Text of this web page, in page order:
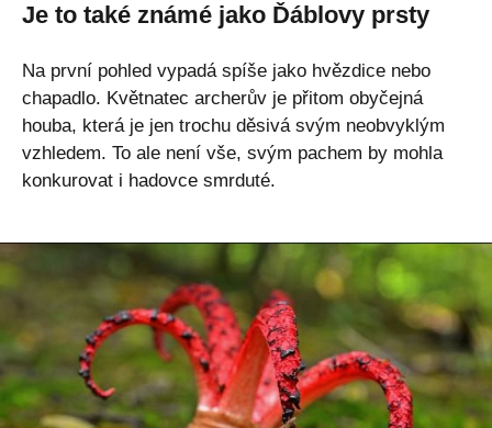
Je to také známé jako Ďáblovy prsty
Na první pohled vypadá spíše jako hvězdice nebo
chapadlo. Květnatec archerův je přitom obyčejná
houba, která je jen trochu děsivá svým neobvyklým
vzhledem. To ale není vše, svým pachem by mohla
konkurovat i hadovce smrduté.